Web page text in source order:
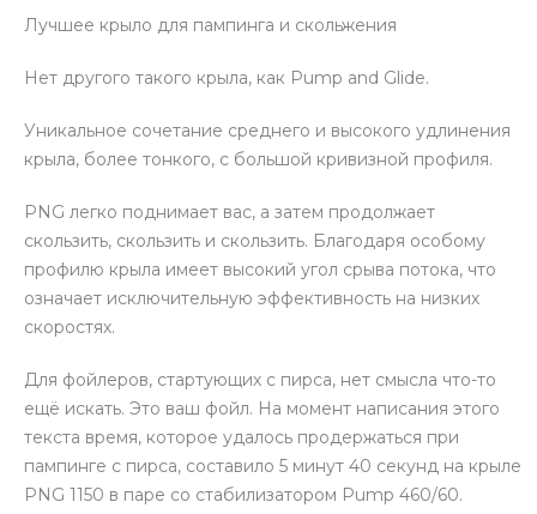
Лучшее крыло для пампинга и скольжения
Нет другого такого крыла, как Pump and Glide.
Уникальное сочетание среднего и высокого удлинения
крыла, более тонкого, с большой кривизной профиля.
PNG легко поднимает вас, а затем продолжает
скользить, скользить и скользить. Благодаря особому
профилю крыла имеет высокий угол срыва потока, что
означает исключительную эффективность на низких
скоростях.
Для фойлеров, стартующих с пирса, нет смысла что-то
ещё искать. Это ваш фойл. На момент написания этого
текста время, которое удалось продержаться при
пампинге с пирса, составило 5 минут 40 секунд на крыле
PNG 1150 в паре со стабилизатором Pump 460/60.